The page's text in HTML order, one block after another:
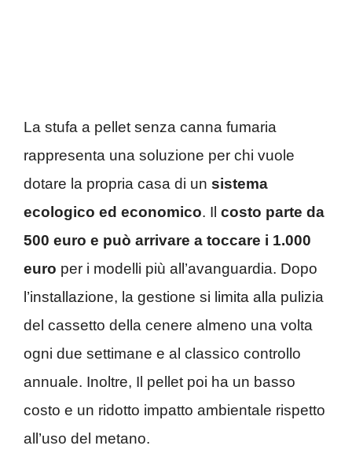
La stufa a pellet senza canna fumaria
rappresenta una soluzione per chi vuole
dotare la propria casa di un sistema
ecologico ed economico. Il costo parte da
500 euro e può arrivare a toccare i 1.000
euro per i modelli più all’avanguardia. Dopo
l’installazione, la gestione si limita alla pulizia
del cassetto della cenere almeno una volta
ogni due settimane e al classico controllo
annuale. Inoltre, Il pellet poi ha un basso
costo e un ridotto impatto ambientale rispetto
all’uso del metano.